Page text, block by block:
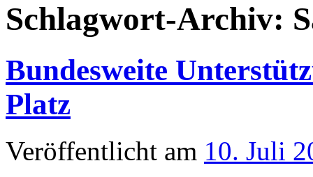
Schlagwort-Archiv:
Bundesweite
Platz
Veröffentlicht am 10. Juli